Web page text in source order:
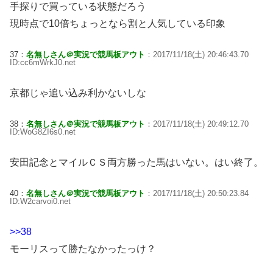
手探りで買っている状態だろう
現時点で10倍ちょっとなら割と人気している印象
37： 名無しさん＠実況で競馬板アウト ：2017/11/18(土) 20:46:43.70
ID:cc6mWrkJ0.net
京都じゃ追い込み利かないしな
38： 名無しさん＠実況で競馬板アウト ：2017/11/18(土) 20:49:12.70
ID:WoG8ZI6s0.net
安田記念とマイルＣＳ両方勝った馬はいない。はい終了。
40： 名無しさん＠実況で競馬板アウト ：2017/11/18(土) 20:50:23.84
ID:W2carvoi0.net
>>38
モーリスって勝たなかったっけ？